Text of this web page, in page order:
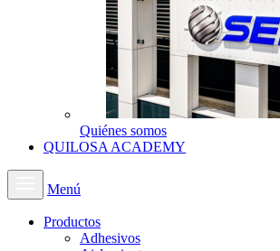
Quiénes somos
QUILOSA ACADEMY
Menú
Productos
Adhesivos